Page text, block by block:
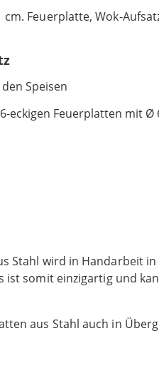
Feuerplatte, Wok-
Speisen
eckigen Feuerplatten mit Ø
Stahl wird in Handarbeit
ist somit einzigartig und
aus Stahl auch in